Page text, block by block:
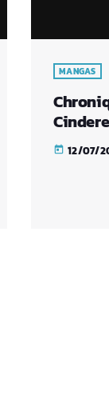
MANGAS
today 12/07/